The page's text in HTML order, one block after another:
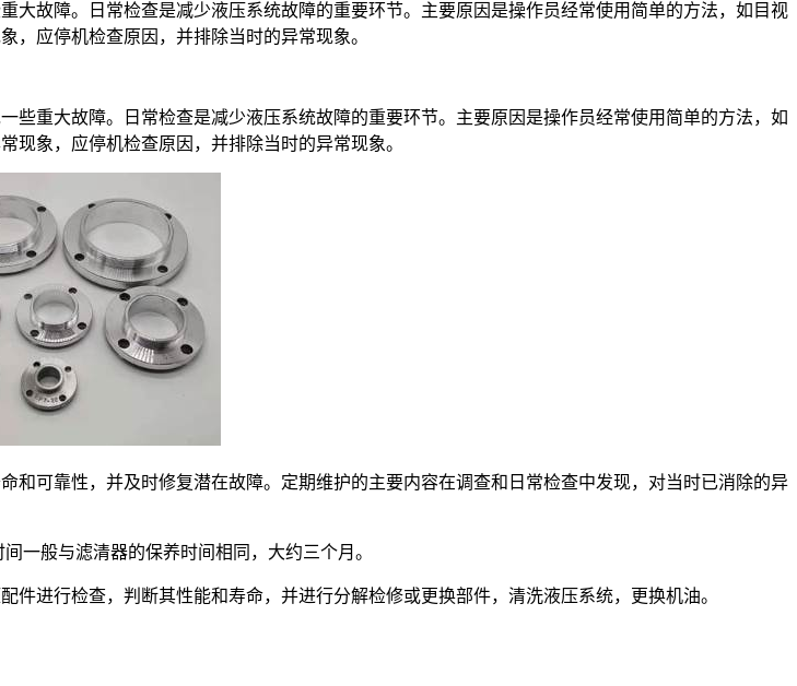
故障。日常检查是减少液压系统故障的重要环节。主要原因是操作员经常使用简单的方法，如目视
，应停机检查原因，并排除当时的异常现象。
些重大故障。日常检查是减少液压系统故障的重要环节。主要原因是操作员经常使用简单的方法，如
现象，应停机检查原因，并排除当时的异常现象。
可靠性，并及时修复潜在故障。定期维护的主要内容在调查和日常检查中发现，对当时已消除的异
般与滤清器的保养时间相同，大约三个月。
行检查，判断其性能和寿命，并进行分解检修或更换部件，清洗液压系统，更换机油。